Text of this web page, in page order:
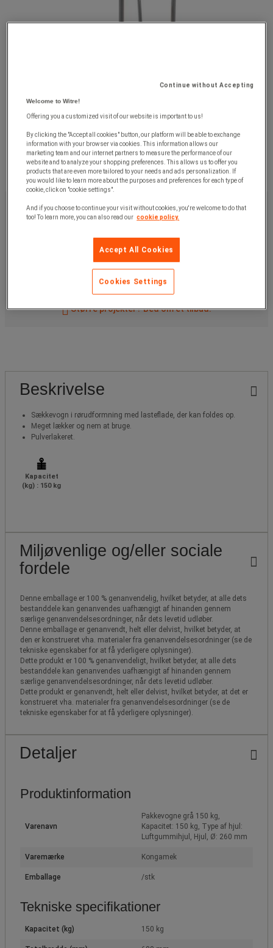
869,00 kru. moms
1.086,25 krinkl. moms
Køb nu
Større projekter? Bed om et tilbud.
Beskrivelse
Sækkevogn i rørudformning med lasteflade, der kan foldes op.
Meget lækker og nem at bruge.
Pulverlakeret.
Kapacitet
(kg) : 150 kg
Miljøvenlige og/eller sociale
fordele
Denne emballage er 100 % genanvendelig, hvilket betyder, at alle dets
bestanddele kan genanvendes uafhængigt af hinanden gennem
særlige genanvendelsesordninger, når dets levetid udløber.
Denne emballage er genanvendt, helt eller delvist, hvilket betyder, at
den er konstrueret vha. materialer fra genanvendelsesordninger (se de
tekniske egenskaber for at få yderligere oplysninger).
Dette produkt er 100 % genanvendeligt, hvilket betyder, at alle dets
bestanddele kan genanvendes uafhængigt af hinanden gennem
særlige genanvendelsesordninger, når dets levetid udløber.
Dette produkt er genanvendt, helt eller delvist, hvilket betyder, at det er
konstrueret vha. materialer fra genanvendelsesordninger (se de
tekniske egenskaber for at få yderligere oplysninger).
Detaljer
Produktinformation
Varenavn
Pakkevogne grå 150 kg,
Kapacitet: 150 kg, Type af hjul:
Luftgummihjul, Hjul, Ø: 260 mm
Varemærke Kongamek
Emballage /stk
Tekniske specifikationer
Kapacitet (kg) 150 kg
Continue without Accepting
Welcome to Witre!
Offering you a customized visit of our website is important to us!
By clicking the "Accept all cookies" button, our platform will be able to exchange
information with your browser via cookies. This information allows our
marketing team and our internet partners to measure the performance of our
website and to analyze your shopping preferences. This allows us to offer you
products that are even more tailored to your needs and ads personalization. If
you would like to learn more about the purposes and preferences for each type of
cookie, click on "cookie settings".
And if you choose to continue your visit without cookies, you're welcome to do that
too! To learn more, you can also read our cookie policy.
Accept All Cookies
Cookies Settings